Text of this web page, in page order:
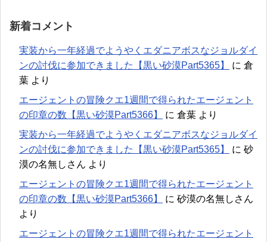
新着コメント
実装から一年経過でようやくエダニアボスなジョルダイ
ンの討伐に参加できました【黒い砂漠Part5365】
に 倉
葉 より
エージェントの冒険クエ1週間で得られたエージェント
の印章の数【黒い砂漠Part5366】
に 倉葉 より
実装から一年経過でようやくエダニアボスなジョルダイ
ンの討伐に参加できました【黒い砂漠Part5365】
に 砂
漠の名無しさん より
エージェントの冒険クエ1週間で得られたエージェント
の印章の数【黒い砂漠Part5366】
に 砂漠の名無しさん
より
エージェントの冒険クエ1週間で得られたエージェント